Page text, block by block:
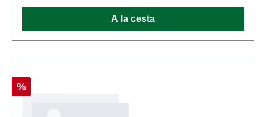
de producto: Cifrasescala: 1:32Recomendación de
edad: A partir de 14 añosA la cesta
Descuento
%